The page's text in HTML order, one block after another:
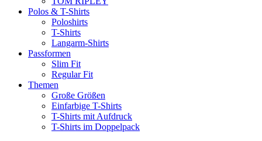
Polos & T-Shirts
Poloshirts
T-Shirts
Langarm-Shirts
Passformen
Slim Fit
Regular Fit
Themen
Große Größen
Einfarbige T-Shirts
T-Shirts mit Aufdruck
T-Shirts im Doppelpack